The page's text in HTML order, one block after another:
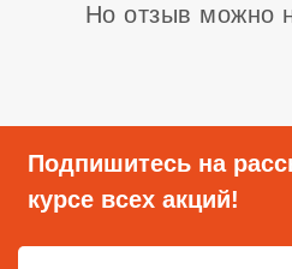
Но отзыв можно
Подпишитесь на
курсе всех акций!